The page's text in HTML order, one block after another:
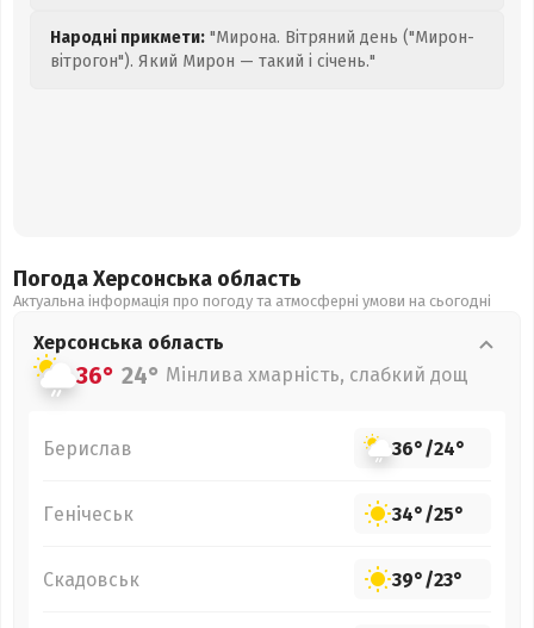
Народні прикмети: "Мирона. Вітряний день ("Мирон-
вітрогон"). Який Мирон — такий і січень."
Погода Херсонська область
Актуальна інформація про погоду та атмосферні умови на сьогодні
Херсонська область
36° 24° Мінлива хмарність, слабкий дощ
Берислав 36°/24°
Генічеськ 34°/25°
Скадовськ 39°/23°